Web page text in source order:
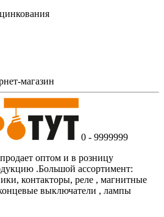
магазин
0 - 9999999
оптом и в розницу
.Большой ассортимент:
контакторы, реле , магнитные
выключатели , лампы